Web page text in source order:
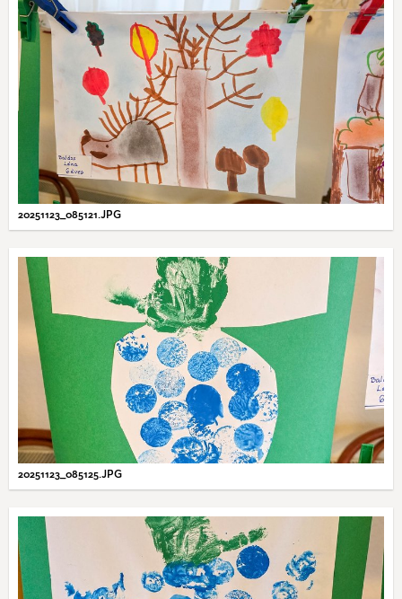
20251123_085121.JPG
20251123_085125.JPG